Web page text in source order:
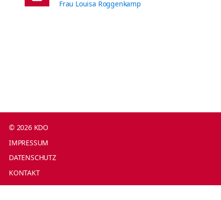
Frau Louisa Roggenkamp
© 2026 KDO
IMPRESSUM
DATENSCHUTZ
KONTAKT